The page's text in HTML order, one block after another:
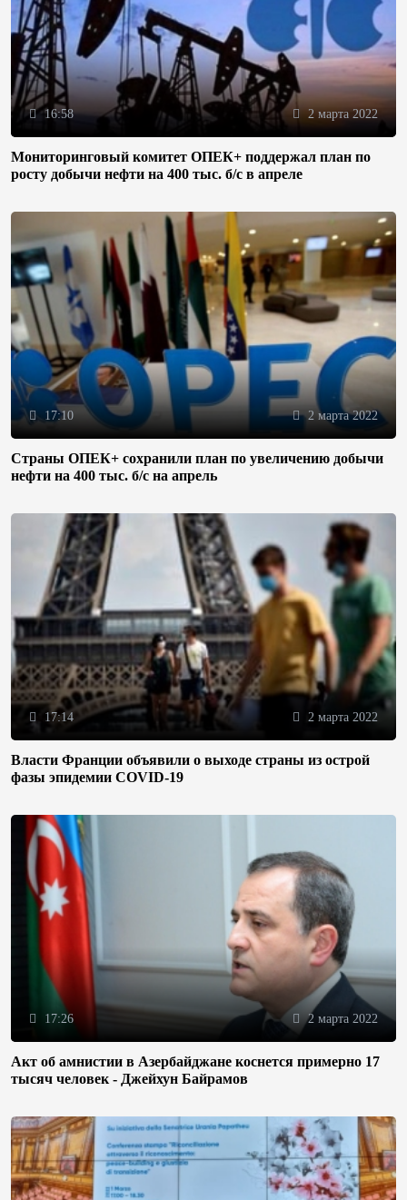
16:58 2 марта 2022
Мониторинговый комитет ОПЕК+ поддержал план по
росту добычи нефти на 400 тыс. б/с в апреле
17:10 2 марта 2022
Страны ОПЕК+ сохранили план по увеличению добычи
нефти на 400 тыс. б/с на апрель
17:14 2 марта 2022
Власти Франции объявили о выходе страны из острой
фазы эпидемии COVID-19
17:26 2 марта 2022
Акт об амнистии в Азербайджане коснется примерно 17
тысяч человек - Джейхун Байрамов